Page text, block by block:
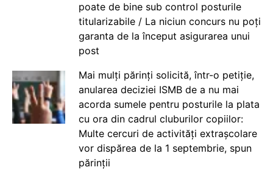
poate de bine sub control posturile
titularizabile / La niciun concurs nu poți
garanta de la început asigurarea unui
post
Mai mulți părinți solicită, într-o petiție,
anularea deciziei ISMB de a nu mai
acorda sumele pentru posturile la plata
cu ora din cadrul cluburilor copiilor:
Multe cercuri de activități extrașcolare
vor dispărea de la 1 septembrie, spun
părinții